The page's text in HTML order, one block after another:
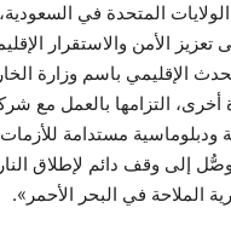
المتحدة في
تعزيز الأمن والاستقرار
الإقليمي باسم وزارة
التزامها بالعمل مع
ودبلوماسية مستدامة
إلى وقف دائم لإطلاق
الملاحة في البحر الأحمر».